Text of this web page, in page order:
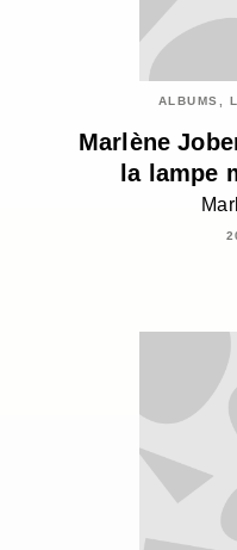
ALBUMS,
Marlène
la lampe